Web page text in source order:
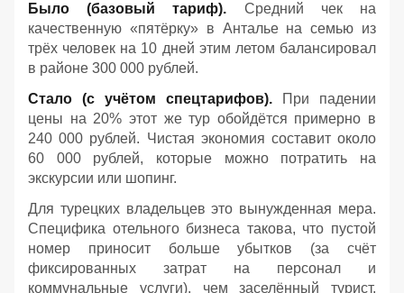
Было (базовый тариф). Средний чек на
качественную «пятёрку» в Анталье на семью из
трёх человек на 10 дней этим летом балансировал
в районе 300 000 рублей.
Стало (с учётом спецтарифов). При падении
цены на 20% этот же тур обойдётся примерно в
240 000 рублей. Чистая экономия составит около
60 000 рублей, которые можно потратить на
экскурсии или шопинг.
Для турецких владельцев это вынужденная мера.
Специфика отельного бизнеса такова, что пустой
номер приносит больше убытков (за счёт
фиксированных затрат на персонал и
коммунальные услуги), чем заселённый турист,